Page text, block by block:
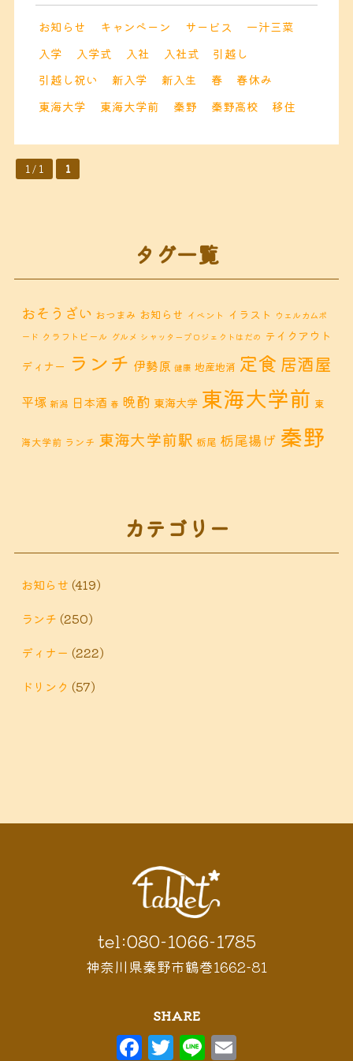
お知らせ キャンペーン サービス
一汁三菜
入学
入学式 入社 入社式
引越し
引越し祝い
新入学 新入生 春
春休み
東海大学
東海大学前 秦野 秦野高校 移住
1 / 1 1
タグ一覧
おそうざい おつまみ お知らせ イベント イラスト ウェルカムボ
ード クラフトビール グルメ シャッタープロジェクトはだの テイクアウト
ディナー ランチ 伊勢原 健康 地産地消 定食 居酒屋
平塚 新潟 日本酒 春 晩酌 東海大学 東海大学前 東
海大学前 ランチ 東海大学前駅 栃尾 栃尾揚げ 秦野
鶴巻 カフェ
ィナー鶴巻 ランチ
泉鶴巻温泉駅
カテゴリー
お知らせ (419)
ランチ (250)
ディナー (222)
ドリンク (57)
tel:080-1066-1785
神奈川県秦野市鶴巻1662-81
SHARE
F T Li